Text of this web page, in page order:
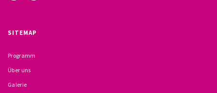
VERPFLICHTUNGSERKLÄRUNG UND
SITEMAP
Programm
Über uns
Galerie